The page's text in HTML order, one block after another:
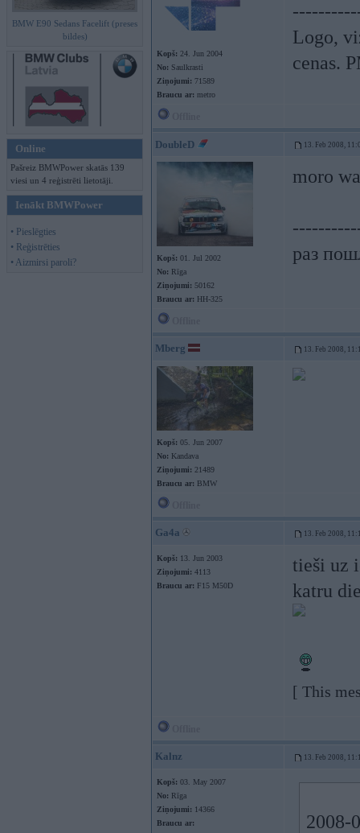
BMW E90 Sedans Facelift (preses
bildes)
Online
Pašreiz BMWPower skatās 139
viesi un 4 reģistrēti lietotāji.
Ienākt BMWPower
• Pieslēgties
• Reģistrēties
• Aizmirsi paroli?
Kopš: 24. Jun 2004
No: Saulkrasti
Ziņojumi: 71589
Braucu ar: metro
Logo,
cenas.
DoubleD 13. Feb 2008,
Kopš: 01. Jul 2002
No: Rīga
Ziņojumi: 50162
Braucu ar: HH-325
moro
раз
Mberg 13. Feb 2008,
Kopš: 05. Jun 2007
No: Kandava
Ziņojumi: 21489
Braucu ar: BMW
Ga4a 13. Feb 2008,
Kopš: 13. Jun 2003
Ziņojumi: 4113
Braucu ar: F15 M50D
tieši uz
katru
[ This
Kalnz 13. Feb 2008,
Kopš: 03. May 2007
No: Rīga
Ziņojumi: 14366
Braucu ar:
2008-